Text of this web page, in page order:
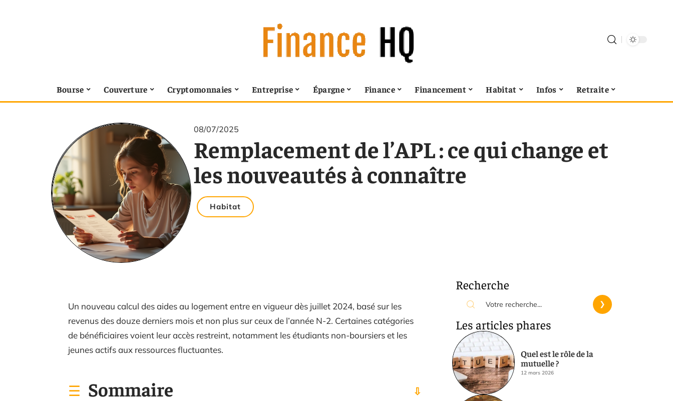
Bourse Couverture Cryptomonnaies Entreprise Épargne Finance Financement Habitat Infos Retraite
08/07/2025
Remplacement de l’APL : ce qui change et
les nouveautés à connaître
Habitat
Un nouveau calcul des aides au logement entre en vigueur dès juillet 2024, basé sur les
revenus des douze derniers mois et non plus sur ceux de l’année N-2. Certaines catégories
de bénéficiaires voient leur accès restreint, notamment les étudiants non-boursiers et les
jeunes actifs aux ressources fluctuantes.
Sommaire
Recherche
Les articles phares
Quel est le rôle de la
mutuelle ?
12 mars 2026